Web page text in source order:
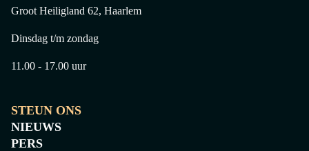
Groot Heiligland 62, Haarlem
Dinsdag t/m zondag
11.00 - 17.00 uur
STEUN ONS
NIEUWS
PERS